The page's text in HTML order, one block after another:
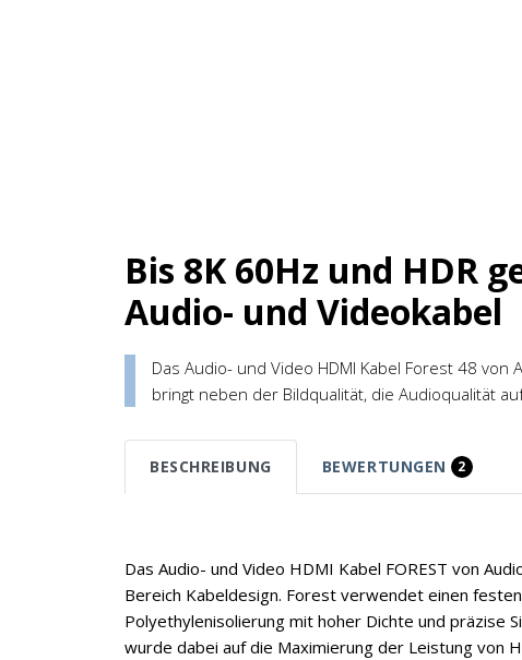
Bis 8K 60Hz und HDR
Audio- und Videokabel
Das Audio- und Video HDMI Kabel Forest 48
bringt neben der Bildqualität, die Audioqualität
BESCHREIBUNG BEWERTUNGEN 2
Das Audio- und Video HDMI Kabel FOREST von
Bereich Kabeldesign. Forest verwendet einen
Polyethylenisolierung mit hoher Dichte und präzise
wurde dabei auf die Maximierung der Leistung von